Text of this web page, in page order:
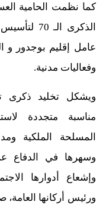
كما نظمت الحامية
الذكرى
عامل إقليم بوجدور و
وفعاليات مدنية.
ويشكل تخليد ذكرى
مناسبة متجددة
المسلحة الملكية
وسهرها في الدفاع
وإشعاع أدوارها
ورئيس أركانها